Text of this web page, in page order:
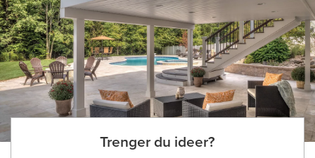
Trenger du ideer?